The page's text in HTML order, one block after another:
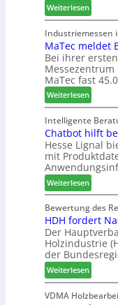
t
s
f
ü
h
r
r
e
n
f
ü
r
P
a
n
t
a
g
o
-
F
r
ä
s
e
r
u
n
d
-
V
e
r
b
i
n
d
e
r
Weiterlesen:
W
e
C
a
r
e
-
A
k
t
i
o
n
s
w
o
c
h
e
n
2
0
2
Industriemessen
MaTec meldet
Bei ihrer
MaTec fast
Weiterlesen:
M
a
T
e
c
m
e
l
d
e
t
B
e
s
u
c
Intelligente
Chatbot hilft
Hesse Lignal
mit
Weiterlesen:
C
h
a
t
b
o
t
h
i
Bewertung des
HDH fordert
Der
Holzindustrie
der
Weiterlesen:
H
D
VDMA